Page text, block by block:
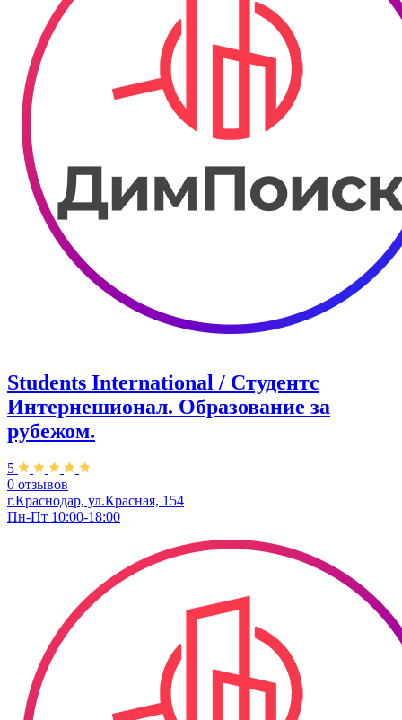
Students International / Студентс
Интернешионал. Образование за
рубежом.
5
0 отзывов
г.Краснодар, ул.Красная, 154
Пн-Пт 10:00-18:00